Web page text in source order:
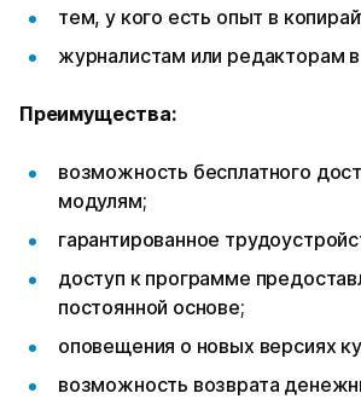
тем, у кого есть опыт в
журналистам или редакторам
Преимущества:
возможность бесплатного
модулям;
гарантированное
доступ к программе
постоянной основе;
оповещения о новых версиях
возможность возврата